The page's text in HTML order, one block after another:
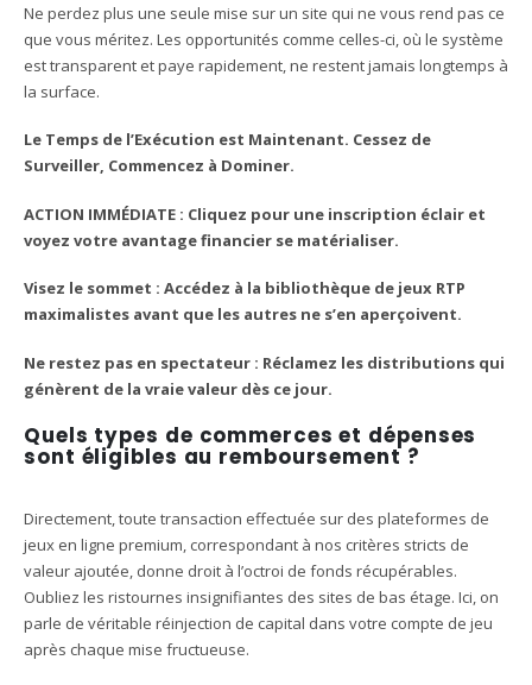
Ne perdez plus une seule mise sur un site qui ne vous rend pas ce
que vous méritez. Les opportunités comme celles-ci, où le système
est transparent et paye rapidement, ne restent jamais longtemps à
la surface.
Le Temps de l’Exécution est Maintenant. Cessez de
Surveiller, Commencez à Dominer.
ACTION IMMÉDIATE : Cliquez pour une inscription éclair et
voyez votre avantage financier se matérialiser.
Visez le sommet : Accédez à la bibliothèque de jeux RTP
maximalistes avant que les autres ne s’en aperçoivent.
Ne restez pas en spectateur : Réclamez les distributions qui
génèrent de la vraie valeur dès ce jour.
Quels types de commerces et dépenses
sont éligibles au remboursement ?
Directement, toute transaction effectuée sur des plateformes de
jeux en ligne premium, correspondant à nos critères stricts de
valeur ajoutée, donne droit à l’octroi de fonds récupérables.
Oubliez les ristournes insignifiantes des sites de bas étage. Ici, on
parle de véritable réinjection de capital dans votre compte de jeu
après chaque mise fructueuse.